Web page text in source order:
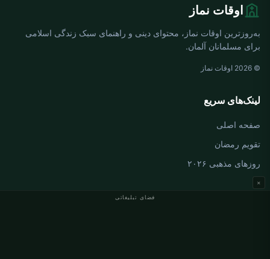
فضای تبلیغاتی
×
اوقات نماز
به‌روزترین اوقات نماز، محتوای دینی و راهنمای سبک زندگی اسلامی
برای مسلمانان آلمان.
© 2026 اوقات نماز
لینک‌های سریع
صفحه اصلی
تقویم رمضان
روزهای مذهبی ۲۰۲۶